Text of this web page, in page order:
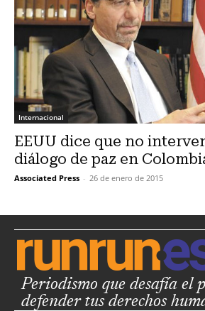
Internacional
EEUU dice que no
diálogo de paz en
Associated Press - 26 de enero de 2015
Periodismo que desafía el
defender tus derechos